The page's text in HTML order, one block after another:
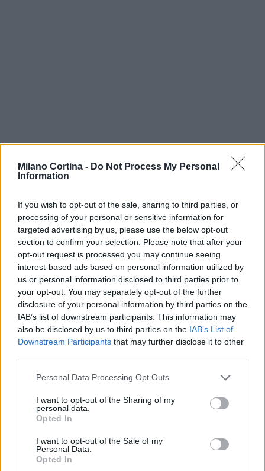
Milano Cortina - Do Not Process My Personal
Information
If you wish to opt-out of the sale, sharing to third parties, or
processing of your personal or sensitive information for
targeted advertising by us, please use the below opt-out
section to confirm your selection. Please note that after your
opt-out request is processed you may continue seeing
interest-based ads based on personal information utilized by
us or personal information disclosed to third parties prior to
your opt-out. You may separately opt-out of the further
disclosure of your personal information by third parties on the
IAB’s list of downstream participants. This information may
also be disclosed by us to third parties on the IAB’s List of
Downstream Participants that may further disclose it to other
Please note that this website/app uses one or more Google
not limited to your visit or usage behaviour. You may click to
grant or deny consent to Google and its third-party tags to
use your data for below specified purposes in below Google
consent section.
Personal Data Processing Opt Outs
I want to opt-out of the Sharing of my
personal data.
Opted In
I want to opt-out of the Sale of my
Personal Data.
Opted In
AUTORE